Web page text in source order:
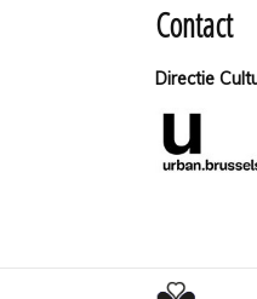
Contact
Directie